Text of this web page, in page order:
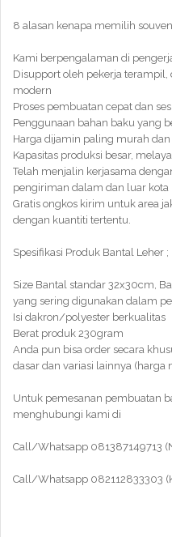
8 alasan kenapa memilih
Kami berpengalaman di
Disupport oleh pekerja
modern
Proses pembuatan cepat dan
Penggunaan bahan baku yang
Harga dijamin paling murah dan
Kapasitas produksi besar,
Telah menjalin kerjasama
pengiriman dalam dan luar kota
Gratis ongkos kirim untuk area
dengan kuantiti tertentu.
Spesifikasi Produk Bantal Leher ;
Size Bantal standar 32x30cm,
yang sering digunakan dalam
Isi dakron/polyester berkualitas
Berat produk 230gram
Anda pun bisa order secara
dasar dan variasi lainnya (harga
Untuk pemesanan pembuatan
menghubungi kami di
Call/Whatsapp 081387149713
Call/Whatsapp 082112833303